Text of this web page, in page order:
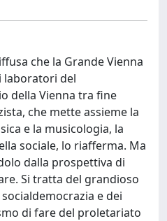
che la Grande Vienna
laboratori del
della Vienna tra fine
che mette assieme la
e la musicologia, la
sociale, lo riafferma. Ma
dalla prospettiva di
Si tratta del grandioso
e dei
di fare del proletariato